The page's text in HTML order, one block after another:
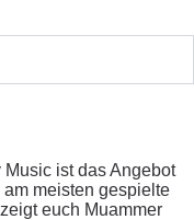
ist das Angebot
meisten gespielte
euch Muammer